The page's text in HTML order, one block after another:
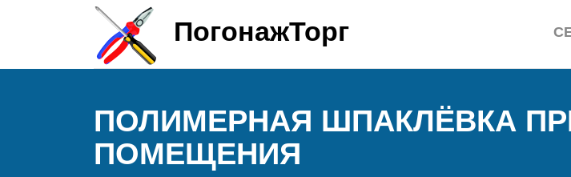
ПогонажТорг
ПОЛИМЕРНАЯ ШПАКЛЁВКА
ПОМЕЩЕНИЯ